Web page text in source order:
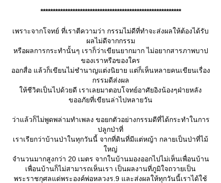
*********************************************************
เพราะจากโจทย์ ที่เราตีความว่า กรรมไม่ดีที่ทำจะส่งผลให้ต้องได้รับ
ผลไม่ดีจากกรรม
หรือผลการกระทำนั้นๆ เราก็ว่าเขียนยากมาก ไม่อยากสารภาพบาป
ของเราหรือของใคร
ออกสื่อ แล้วก็เขียนไม่ชำนาญแต่งนิยาย แต่ก็เห็นหลายคนเขียนเรื่อง
กรรมดีส่งผล
ห้ชีวิตเป็นไปด้วยดี เราเลยมาตอบโจทย์อาศัยอิงน้องๆฝ่ายหลัง
ขออภัยที่เขียนล่าไปหลายวัน
ว่าแล้วก็ไม่พูดพล่ามทำเพลง ขอยกตัวอย่างกรรมดีที่ได้กระทำในการ
ปลูกป่าที่
เราเรียกว่าบ้านป่าในทุกวันนี้ จากที่ดินที่มีแต่หญ้า กลายเป็นป่าที่ไม้
หญ่
จำนวนมากสูงกว่า 20 เมตร จากในบ้านมองออกไปไม่เห็นเพื่อนบ้าน
เพื่อนบ้านก็ไม่สามารถเห็นเรา เป็นผลงานที่ภูมิใจถวายเป็น
พระราชกุศลแด่พระองค์พ่อหลวงร.9 และส่งผลให้ทุกวันนี้เราได้ใช้